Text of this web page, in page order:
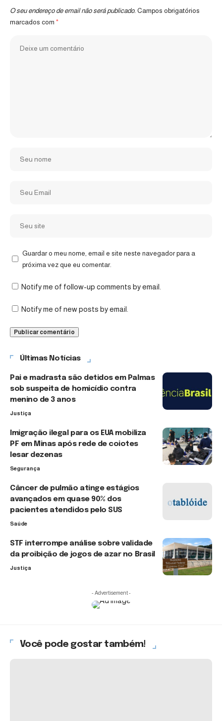
O seu endereço de email não será publicado. Campos obrigatórios
marcados com *
Guardar o meu nome, email e site neste navegador para a
próxima vez que eu comentar.
Notify me of follow-up comments by email.
Notify me of new posts by email.
Últimas Notícias
Pai e madrasta são detidos em Palmas
sob suspeita de homicídio contra
menino de 3 anos
Justiça
Imigração ilegal para os EUA mobiliza
PF em Minas após rede de coiotes
lesar dezenas
Segurança
Câncer de pulmão atinge estágios
avançados em quase 90% dos
pacientes atendidos pelo SUS
Saúde
STF interrompe análise sobre validade
da proibição de jogos de azar no Brasil
Justiça
- Advertisement -
Você pode gostar também!